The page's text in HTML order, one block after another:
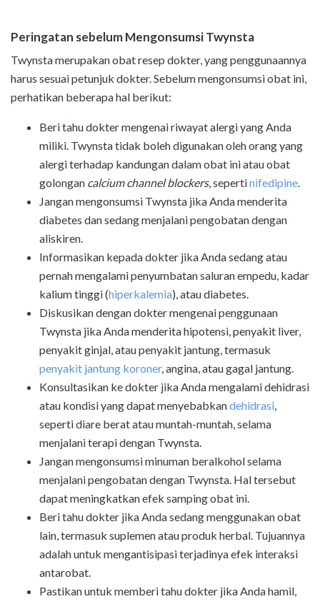
Peringatan sebelum Mengonsumsi Twynsta
Twynsta merupakan obat resep dokter, yang penggunaannya
harus sesuai petunjuk dokter. Sebelum mengonsumsi obat ini,
perhatikan beberapa hal berikut:
Beri tahu dokter mengenai riwayat alergi yang Anda
miliki. Twynsta tidak boleh digunakan oleh orang yang
alergi terhadap kandungan dalam obat ini atau obat
golongan calcium channel blockers, sepertinifedipine.
Jangan mengonsumsi Twynsta jika Anda menderita
diabetes dan sedang menjalani pengobatan dengan
aliskiren.
Informasikan kepada dokter jika Anda sedang atau
pernah mengalami penyumbatan saluran empedu, kadar
kalium tinggi (hiperkalemia), atau diabetes.
Diskusikan dengan dokter mengenai penggunaan
Twynsta jika Anda menderita hipotensi, penyakit liver,
penyakit ginjal, atau penyakit jantung, termasuk
penyakit jantung koroner, angina, atau gagal jantung.
Konsultasikan ke dokter jika Anda mengalami dehidrasi
atau kondisi yang dapat menyebabkandehidrasi,
seperti diare berat atau muntah-muntah, selama
menjalani terapi dengan Twynsta.
Jangan mengonsumsi minuman beralkohol selama
menjalani pengobatan dengan Twynsta. Hal tersebut
dapat meningkatkan efek samping obat ini.
Beri tahu dokter jika Anda sedang menggunakan obat
lain, termasuk suplemen atau produk herbal. Tujuannya
adalah untuk mengantisipasi terjadinya efek interaksi
antarobat.
Pastikan untuk memberi tahu dokter jika Anda hamil,